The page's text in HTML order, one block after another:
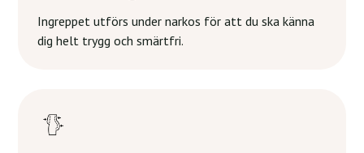
Ingreppet utförs under narkos för att du ska känna
dig helt trygg och smärtfri.